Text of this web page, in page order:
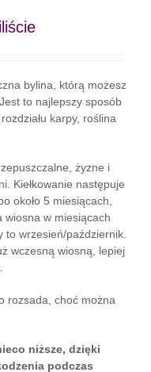
bylina, którą możesz
to najlepszy sposób
karpy, roślina
żyzne i
Kiełkowanie następuje
około 5 miesiącach,
wiosna w miesiącach
to wrzesień/październik.
wczesną wiosną, lepiej
rozsada, choć można
niższe, dzięki
podczas